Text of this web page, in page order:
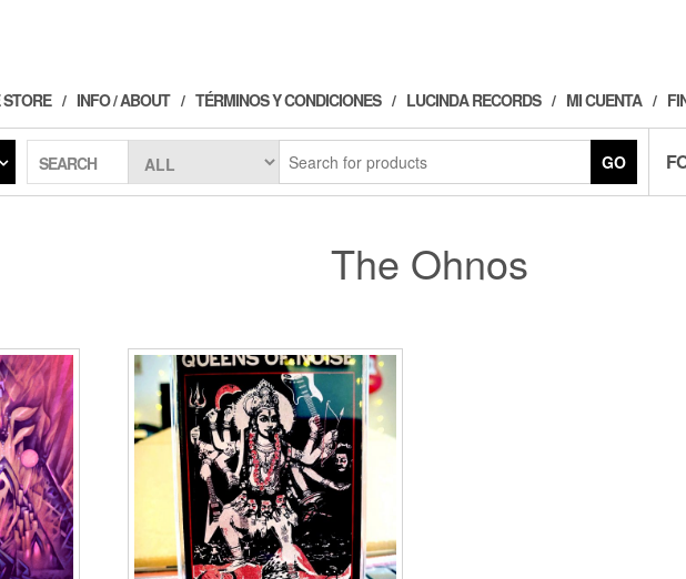
INFO / ABOUT TÉRMINOS Y CONDICIONES LUCINDA RECORDS MI CUENTA
SEARCH GO
The Ohnos